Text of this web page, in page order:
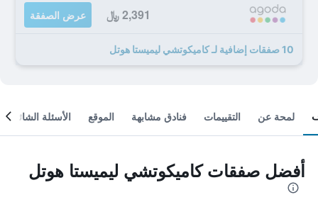
2,391 ﷼ عرض الصفقة
10 صفقات إضافية لـ كاميكوتشي ليميستا هوتل
لمحة عن التقييمات فنادق مشابهة الموقع الأسئلة الشائعة
أفضل صفقات كاميكوتشي ليميستا هوتل